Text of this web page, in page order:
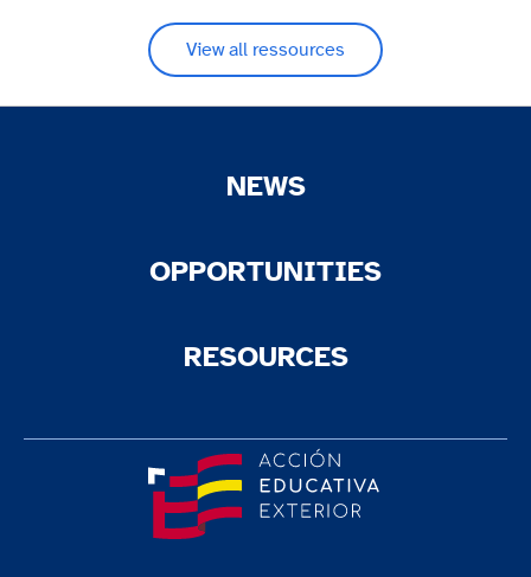
View all ressources
NEWS
OPPORTUNITIES
RESOURCES